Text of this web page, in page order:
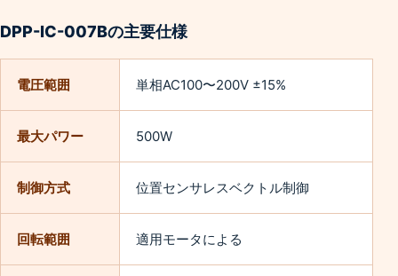
DPP-IC-007Bの主要仕様
電圧範囲 単相AC100〜200V ±15%
最大パワー 500W
制御方式 位置センサレスベクトル制御
回転範囲 適用モータによる